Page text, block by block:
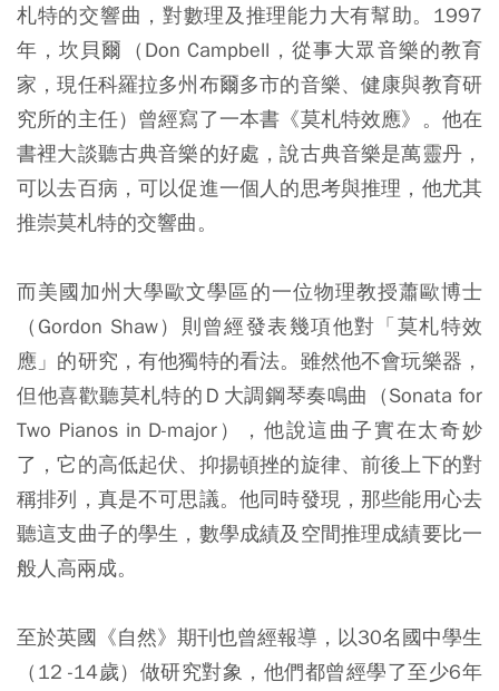
札特的交響曲，對數理及推理能力大有幫助。1997
年，坎貝爾（Don Campbell，從事大眾音樂的教育
家，現任科羅拉多州布爾多市的音樂、健康與教育研
究所的主任）曾經寫了一本書《莫札特效應》。他在
書裡大談聽古典音樂的好處，說古典音樂是萬靈丹，
可以去百病，可以促進一個人的思考與推理，他尤其
推崇莫札特的交響曲。
而美國加州大學歐文學區的一位物理教授蕭歐博士
（Gordon Shaw）則曾經發表幾項他對「莫札特效
應」的研究，有他獨特的看法。雖然他不會玩樂器，
但他喜歡聽莫札特的Ｄ大調鋼琴奏鳴曲（Sonata for
Two Pianos in D-major），他說這曲子實在太奇妙
了，它的高低起伏、抑揚頓挫的旋律、前後上下的對
稱排列，真是不可思議。他同時發現，那些能用心去
聽這支曲子的學生，數學成績及空間推理成績要比一
般人高兩成。
至於英國《自然》期刊也曾經報導，以30名國中學生
（12 -14歲）做研究對象，他們都曾經學了至少6年